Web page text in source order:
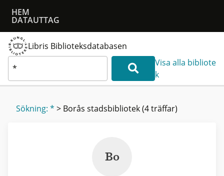
HEM
DATAUTTAG
Libris Biblioteksdatabasen
Visa alla bibliote
k
Sökning: * > Borås stadsbibliotek(4 träffar)
Bo